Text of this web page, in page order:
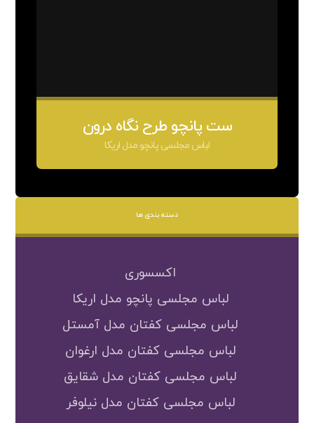
ست پانچو طرح نگاه درون
لباس مجلسی پانچو مدل اریکا
دسته بندی ها
اکسسوری
لباس مجلسی پانچو مدل اریکا
لباس مجلسی کفتان مدل آمستل
لباس مجلسی کفتان مدل ارغوان
لباس مجلسی کفتان مدل شقایق
لباس مجلسی کفتان مدل نیلوفر